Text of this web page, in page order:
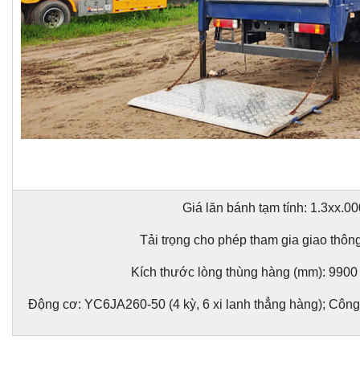
Giá lăn bánh tạm tính:
Tải trọng cho phép tham gia giao
Kích thước lòng thùng hàng (mm):
Động cơ: YC6JA260-50 (4 kỳ, 6 xi lanh thẳng hàng);